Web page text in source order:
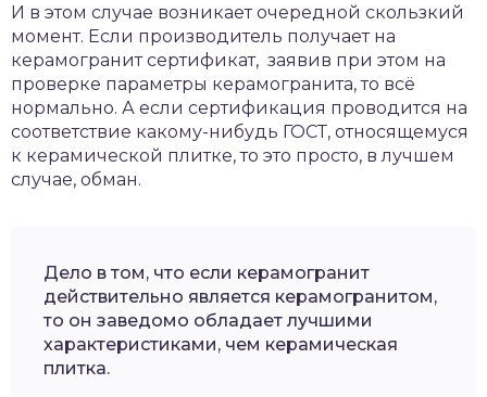
И в этом случае возникает очередной скользкий
момент. Если производитель получает на
керамогранит сертификат, заявив при этом на
проверке параметры керамогранита, то всё
нормально. А если сертификация проводится на
соответствие какому-нибудь ГОСТ, относящемуся
к керамической плитке, то это просто, в лучшем
случае, обман.
Дело в том, что если керамогранит
действительно является керамогранитом,
то он заведомо обладает лучшими
характеристиками, чем керамическая
плитка.